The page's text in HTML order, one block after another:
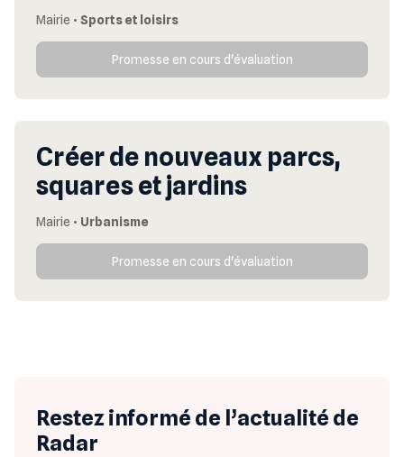
Mairie • Sports et loisirs
Promesse en cours d'évaluation
Créer de nouveaux parcs,
squares et jardins
Mairie • Urbanisme
Promesse en cours d'évaluation
Restez informé de l’actualité de
Radar